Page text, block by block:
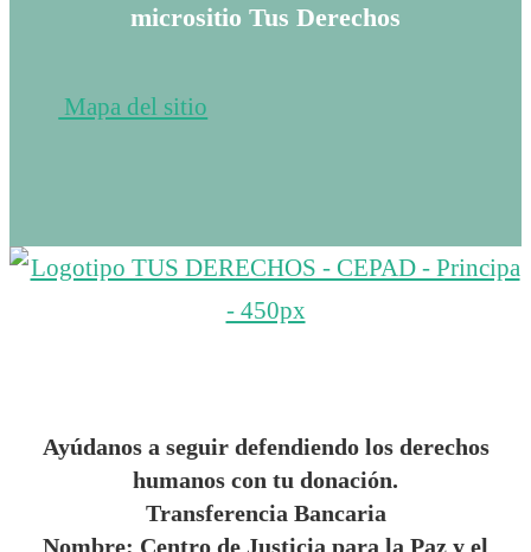
micrositio Tus Derechos
Mapa del sitio
Ayúdanos a seguir defendiendo los derechos
humanos con tu donación.
Transferencia Bancaria
Nombre: Centro de Justicia para la Paz y el